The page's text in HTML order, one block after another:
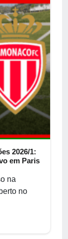
2026/1:
em Paris
na
no